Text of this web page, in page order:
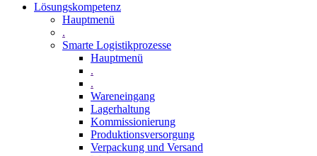
Lösungskompetenz
Hauptmenü
.
Smarte Logistikprozesse
Hauptmenü
.
.
Wareneingang
Lagerhaltung
Kommissionierung
Produktionsversorgung
Verpackung und Versand